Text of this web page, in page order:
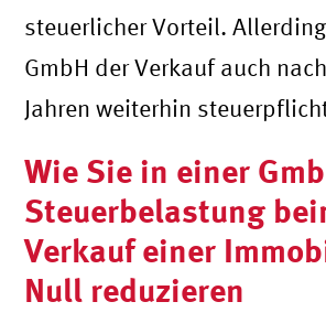
steuerlicher Vorteil.
GmbH der Verkauf auch
Jahren weiterhin
Wie Sie in einer
Steuerbelastung
Verkauf einer
Null reduzieren